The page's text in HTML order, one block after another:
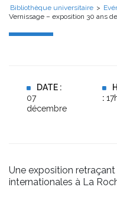
Bibliothèque universitaire >
Vernissage – exposition 30 ans
DATE :
07
décembre
:
Une exposition
internationales à La